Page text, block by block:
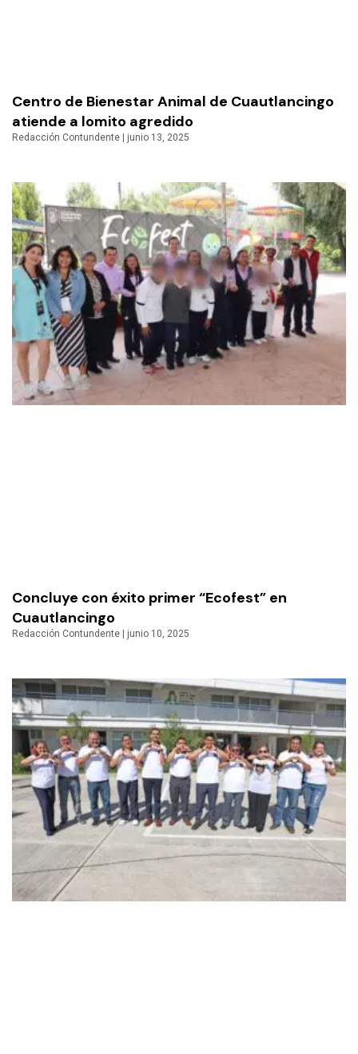
Centro de Bienestar Animal de Cuautlancingo
atiende a lomito agredido
Redacción Contundente junio 13, 2025
Concluye con éxito primer “Ecofest” en
Cuautlancingo
Redacción Contundente junio 10, 2025